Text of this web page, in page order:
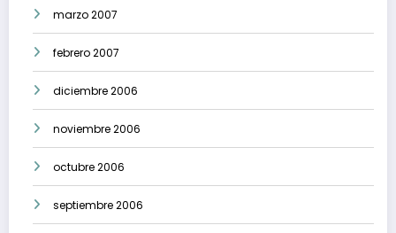
marzo 2007
febrero 2007
diciembre 2006
noviembre 2006
octubre 2006
septiembre 2006